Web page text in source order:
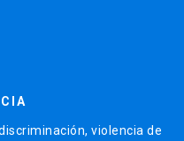
violencia de